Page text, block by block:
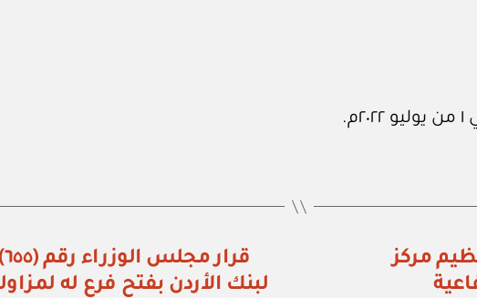
تعديل تنظيم مركز
لبنك الأردن بفتح فرع له